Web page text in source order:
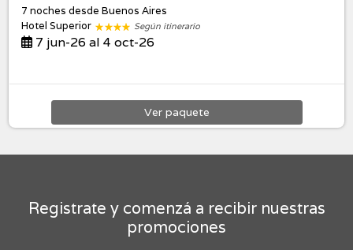
7 nochesdesde Buenos Aires
Hotel Superior
Según itinerario
7 jun-26 al 4 oct-26
Ver paquete
Registrate y comenzá a recibir nuestras
promociones